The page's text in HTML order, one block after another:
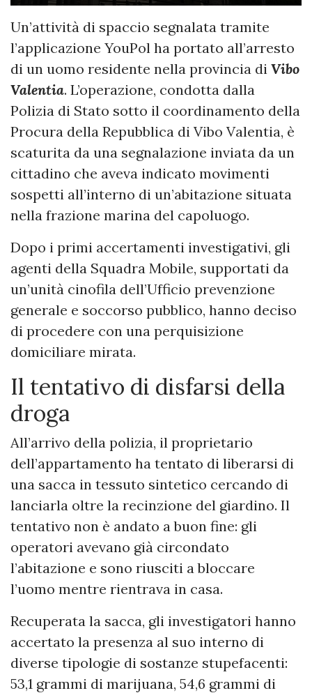
Un’attività di spaccio segnalata tramite
l’applicazione YouPol ha portato all’arresto
di un uomo residente nella provincia di Vibo
Valentia. L’operazione, condotta dalla
Polizia di Stato sotto il coordinamento della
Procura della Repubblica di Vibo Valentia, è
scaturita da una segnalazione inviata da un
cittadino che aveva indicato movimenti
sospetti all’interno di un’abitazione situata
nella frazione marina del capoluogo.
Dopo i primi accertamenti investigativi, gli
agenti della Squadra Mobile, supportati da
un’unità cinofila dell’Ufficio prevenzione
generale e soccorso pubblico, hanno deciso
di procedere con una perquisizione
domiciliare mirata.
Il tentativo di disfarsi della
droga
All’arrivo della polizia, il proprietario
dell’appartamento ha tentato di liberarsi di
una sacca in tessuto sintetico cercando di
lanciarla oltre la recinzione del giardino. Il
tentativo non è andato a buon fine: gli
operatori avevano già circondato
l’abitazione e sono riusciti a bloccare
l’uomo mentre rientrava in casa.
Recuperata la sacca, gli investigatori hanno
accertato la presenza al suo interno di
diverse tipologie di sostanze stupefacenti:
53,1 grammi di marijuana, 54,6 grammi di